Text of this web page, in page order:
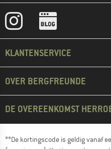
KLANTENSERVICE
OVER BERGFREUNDE
DE OVEREENKOMST
**De kortingscode is geldig vanaf